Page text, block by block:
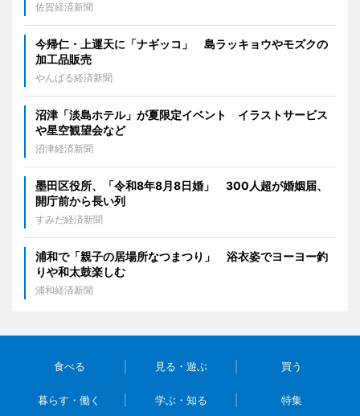
佐賀経済新聞
今帰仁・上運天に「ナギッコ」 島ラッキョウやモズクの
加工品販売
やんばる経済新聞
沼津「淡島ホテル」が夏限定イベント イラストサービス
や星空観望会など
沼津経済新聞
墨田区役所、「令和8年8月8日婚」 300人超が婚姻届、
開庁前から長い列
すみだ経済新聞
浦和で「親子の居場所なつまつり」 浴衣姿でヨーヨー釣
りや和太鼓楽しむ
浦和経済新聞
食べる 見る・遊ぶ 買う
暮らす・働く 学ぶ・知る 特集